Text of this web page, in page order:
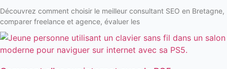
Découvrez comment choisir le meilleur consultant SEO en Bretagne,
comparer freelance et agence, évaluer les